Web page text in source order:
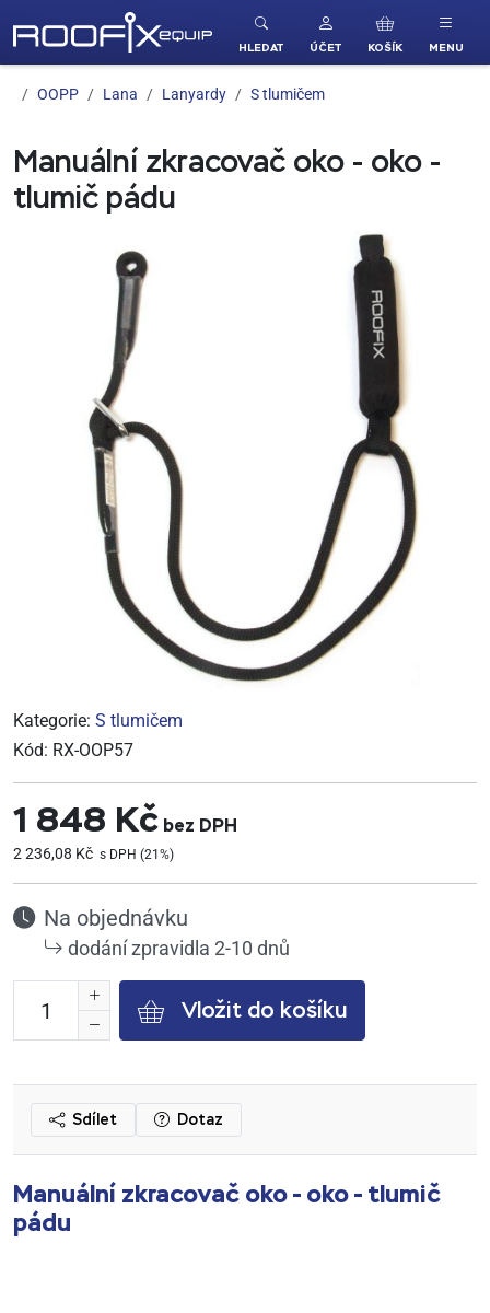
HLEDAT ÚČET KOŠÍK MENU
OOPP Lana Lanyardy S tlumičem
Manuální zkracovač oko - oko -
tlumič pádu
Kategorie: S tlumičem
Kód: RX-OOP57
1 848 Kč bez DPH
2 236,08 Kč s DPH (21%)
Na objednávku
dodání zpravidla 2-10 dnů
Vložit do košíku
Sdílet Dotaz
Manuální zkracovač oko - oko - tlumič
pádu